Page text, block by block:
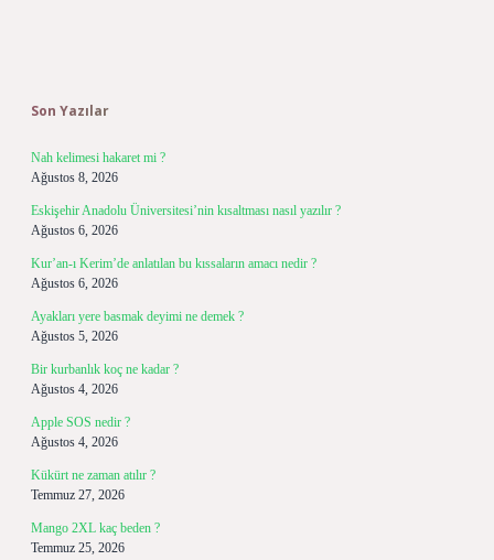
Son Yazılar
Nah kelimesi hakaret mi ?
Ağustos 8, 2026
Eskişehir Anadolu Üniversitesi’nin kısaltması nasıl yazılır ?
Ağustos 6, 2026
Kur’an-ı Kerim’de anlatılan bu kıssaların amacı nedir ?
Ağustos 6, 2026
Ayakları yere basmak deyimi ne demek ?
Ağustos 5, 2026
Bir kurbanlık koç ne kadar ?
Ağustos 4, 2026
Apple SOS nedir ?
Ağustos 4, 2026
Kükürt ne zaman atılır ?
Temmuz 27, 2026
Mango 2XL kaç beden ?
Temmuz 25, 2026